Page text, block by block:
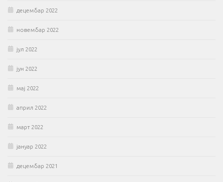
децембар 2022
новембар 2022
јул 2022
јун 2022
мај 2022
април 2022
март 2022
јануар 2022
децембар 2021